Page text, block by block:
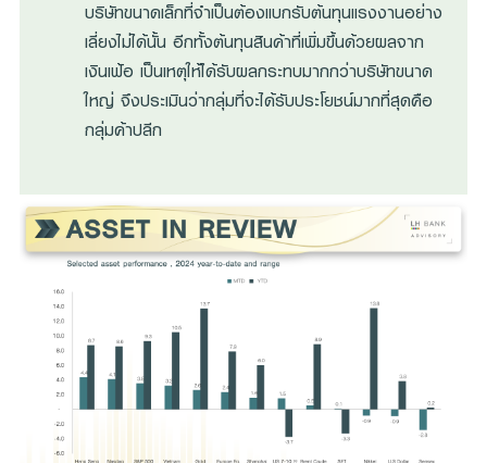
บริษัทขนาดเล็กที่จำเป็นต้องแบกรับต้นทุนแรงงานอย่าง
เลี่ยงไม่ได้นั้น อีกทั้งต้นทุนสินค้าที่เพิ่มขึ้นด้วยผลจาก
เงินเฟ้อ เป็นเหตุให้ได้รับผลกระทบมากกว่าบริษัทขนาด
ใหญ่ จึงประเมินว่ากลุ่มที่จะได้รับประโยชน์มากที่สุดคือ
กลุ่มค้าปลีก